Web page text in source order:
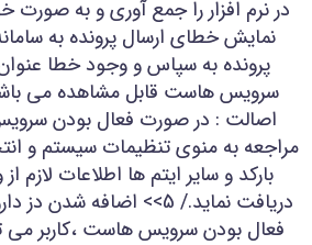
نمایش خطای ارسال پرونده به
پرونده به سپاس و وجود خطا
اصالت : در صورت فعال بودن
بارکد و سایر ایتم ها اطلاعات
دریافت نماید./ 5>> اضافه
فعال بودن سرویس هاست ،کاربر می